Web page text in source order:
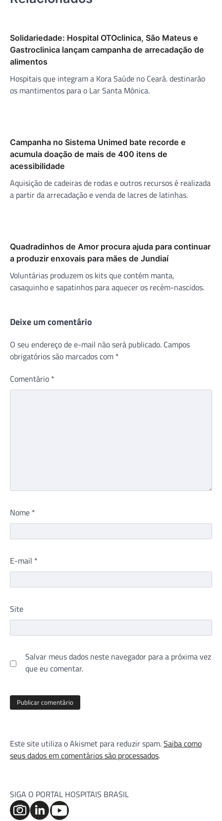
Solidariedade: Hospital OTOclinica, São Mateus e
Gastroclinica lançam campanha de arrecadação de
alimentos
Hospitais que integram a Kora Saúde no Ceará. destinarão
os mantimentos para o Lar Santa Mônica.
Campanha no Sistema Unimed bate recorde e
acumula doação de mais de 400 itens de
acessibilidade
Aquisição de cadeiras de rodas e outros recursos é realizada
a partir da arrecadação e venda de lacres de latinhas.
Quadradinhos de Amor procura ajuda para continuar
a produzir enxovais para mães de Jundiaí
Voluntárias produzem os kits que contém manta,
casaquinho e sapatinhos para aquecer os recém-nascidos.
Deixe um comentário
O seu endereço de e-mail não será publicado. Campos
obrigatórios são marcados com *
Comentário *
Nome *
E-mail *
Site
Salvar meus dados neste navegador para a próxima vez
que eu comentar.
Este site utiliza o Akismet para reduzir spam.Saiba como
seus dados em comentários são processados.
SIGA O PORTAL HOSPITAIS BRASIL